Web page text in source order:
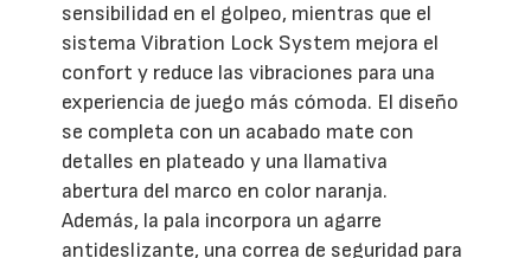
sensibilidad en el golpeo, mientras que el
sistema Vibration Lock System mejora el
confort y reduce las vibraciones para una
experiencia de juego más cómoda. El diseño
se completa con un acabado mate con
detalles en plateado y una llamativa
abertura del marco en color naranja.
Además, la pala incorpora un agarre
antideslizante, una correa de seguridad para